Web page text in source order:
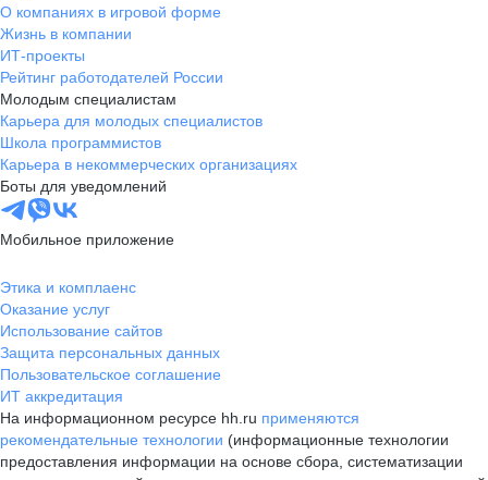
О компаниях в игровой форме
Жизнь в компании
ИТ-проекты
Рейтинг работодателей России
Молодым специалистам
Карьера для молодых специалистов
Школа программистов
Карьера в некоммерческих организациях
Боты для уведомлений
Мобильное приложение
Этика и комплаенс
Оказание услуг
Использование сайтов
Защита персональных данных
Пользовательское соглашение
ИТ аккредитация
На информационном ресурсе hh.ru применяются
рекомендательные технологии (информационные технологии
предоставления информации на основе сбора, систематизации